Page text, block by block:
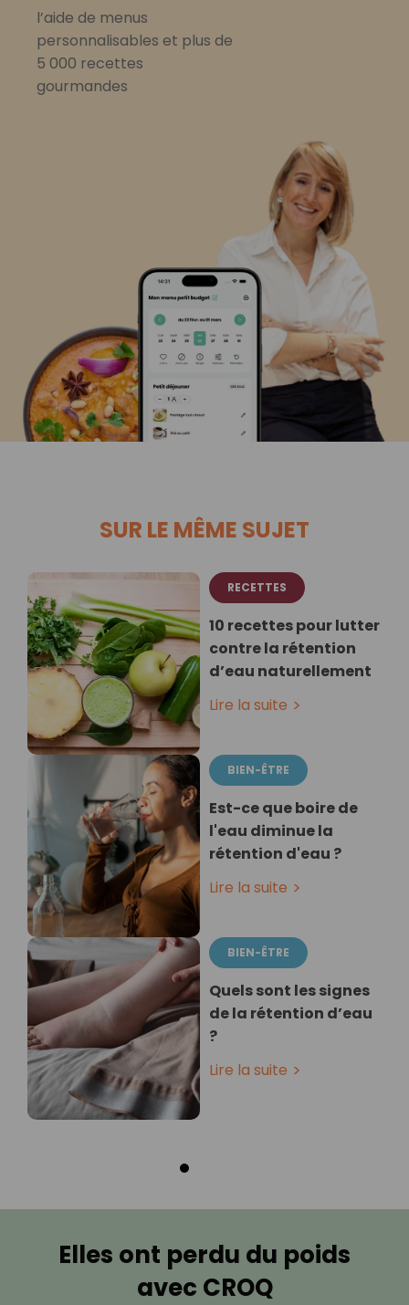
l’aide de menus
personnalisables et plus de
5 000 recettes
gourmandes
SUR LE MÊME SUJET
RECETTES
10 recettes pour lutter
contre la rétention
d’eau naturellement
Lire la suite
BIEN-ÊTRE
Est-ce que boire de
l'eau diminue la
rétention d'eau ?
Lire la suite
BIEN-ÊTRE
Quels sont les signes
de la rétention d’eau
?
Lire la suite
Elles ont perdu du poids
avec CROQ